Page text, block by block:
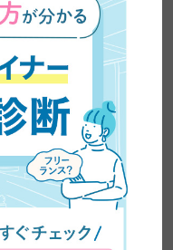
ヒアリングし、システム
様を明確にします。
ミング言語でコードを書
、作成したプログラムが
見し修正するデバッグ作
務に携われる点も魅力の